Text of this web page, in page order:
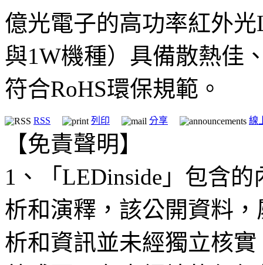
億光電子的高功率紅外
與1W機種）具備散熱佳
符合RoHS環保規範。
RSS 列印 分享 線
【免責聲明】
1、「LEDinside」包含
析和演釋，該公開資料
析和資訊並未經獨立核